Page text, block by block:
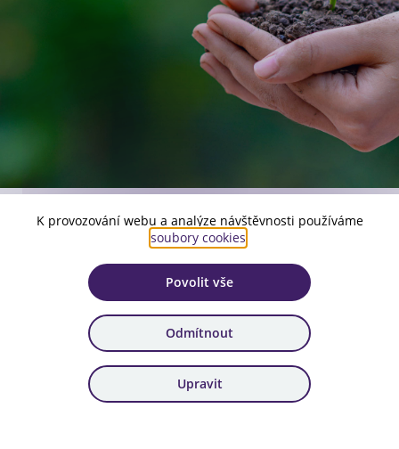
Číslo aktuální verze:
od 19. 11. 2025
K provozování webu a analýze návštěvnosti používáme
soubory cookies
Povolit vše
Odmítnout
Upravit